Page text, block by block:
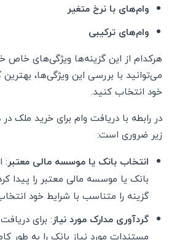
وام‌های با نرخ متغیر
وام‌های ترکیبی
هرکدام از این گزینه‌ها ویژگی‌های خاص
می‌توانید با بررسی این ویژگی‌ها، بهترین
خود انتخاب کنید.
در رابطه با دریافت وام برای خرید ملک
زیر ضروری است:
انتخاب بانک یا موسسه مالی معتبر:
بانک یا موسسه مالی معتبر را پیدا
گزینه را متناسب با شرایط خود
گردآوری مدارک مورد نیاز: برای
مستندات مورد نیاز بانک را به طور